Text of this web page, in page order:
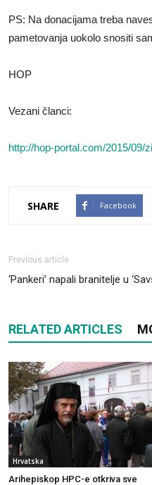
PS: Na donacijama treba
pametovanja uokolo snositi
HOP
Vezani članci:
http://hop-portal.com/2015/
SHARE Facebook
Previous article
‘Pankeri’ napali branitelje u
RELATED ARTICLES
Hrvatska
Arihepiskop HPC-e otkriva sve